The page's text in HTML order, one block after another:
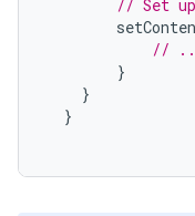
// Set up
//
}
}
}